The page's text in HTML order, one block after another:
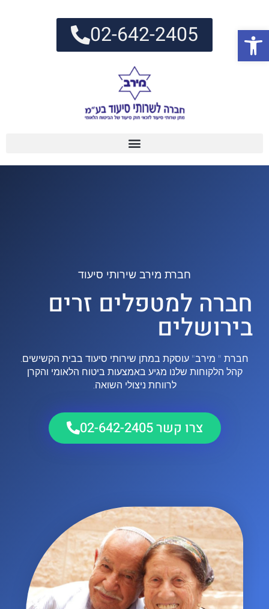
פתח סרגל נגישות 02-642-2405
חברת מירב שירותי סיעוד
חברה למטפלים זרים
בירושלים
חברת " מירב" עוסקת במתן שירותי סיעוד בבית הקשישים.
קהל הלקוחות שלנו מגיע באמצעות ביטוח הלאומי והקרן
לרווחת ניצולי השואה.
צרו קשר 02-642-2405